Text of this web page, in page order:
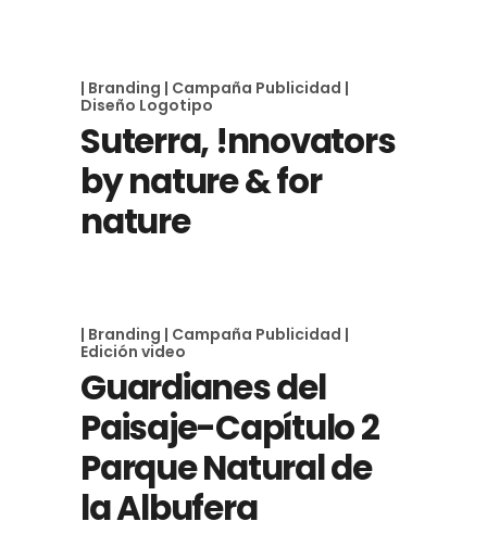
| Branding | Campaña Publicidad |
Diseño Logotipo
Suterra, !nnovators
by nature & for
nature
| Branding | Campaña Publicidad |
Edición video
Guardianes del
Paisaje-Capítulo 2
Parque Natural de
la Albufera